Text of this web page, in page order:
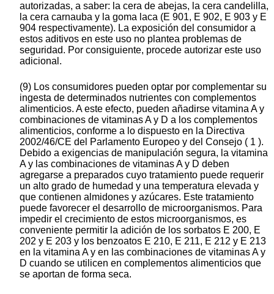
autorizadas, a saber: la cera de abejas, la cera candelilla,
la cera carnauba y la goma laca (E 901, E 902, E 903 y E
904 respectivamente). La exposición del consumidor a
estos aditivos en este uso no plantea problemas de
seguridad. Por consiguiente, procede autorizar este uso
adicional.
(9) Los consumidores pueden optar por complementar su
ingesta de determinados nutrientes con complementos
alimenticios. A este efecto, pueden añadirse vitamina A y
combinaciones de vitaminas A y D a los complementos
alimenticios, conforme a lo dispuesto en la Directiva
2002/46/CE del Parlamento Europeo y del Consejo ( 1 ).
Debido a exigencias de manipulación segura, la vitamina
A y las combinaciones de vitaminas A y D deben
agregarse a preparados cuyo tratamiento puede requerir
un alto grado de humedad y una temperatura elevada y
que contienen almidones y azúcares. Este tratamiento
puede favorecer el desarrollo de microorganismos. Para
impedir el crecimiento de estos microorganismos, es
conveniente permitir la adición de los sorbatos E 200, E
202 y E 203 y los benzoatos E 210, E 211, E 212 y E 213
en la vitamina A y en las combinaciones de vitaminas A y
D cuando se utilicen en complementos alimenticios que
se aportan de forma seca.